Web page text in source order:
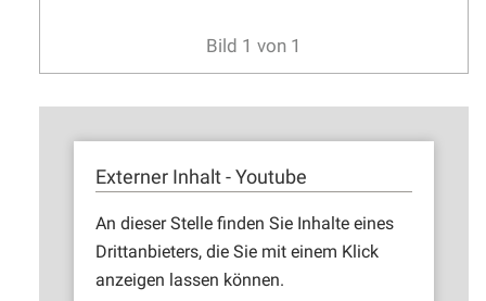
Bild 1 von 1
Externer Inhalt - Youtube
An dieser Stelle finden Sie Inhalte eines
Drittanbieters, die Sie mit einem Klick
anzeigen lassen können.